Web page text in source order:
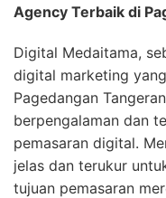
Agency Terbaik di
Digital Medaitama,
digital marketing
Pagedangan
berpengalaman dan
pemasaran digital.
jelas dan terukur
tujuan pemasaran